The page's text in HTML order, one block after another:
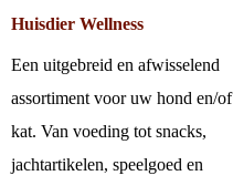
Huisdier Wellness
Een uitgebreid en afwisselend
assortiment voor uw hond en/of
kat. Van voeding tot snacks,
jachtartikelen, speelgoed en